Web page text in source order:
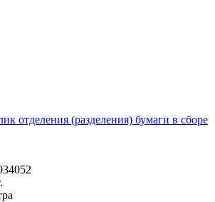
отделения (разделения) бумаги в сборе